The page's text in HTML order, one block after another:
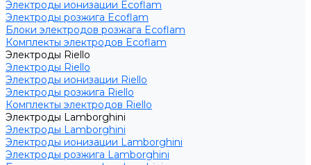
Электроды ионизации Ecoflam
Электроды розжига Ecoflam
Блоки электродов розжага Ecoflam
Комплекты электродов Ecoflam
Электроды Riello
Электроды Riello
Электроды ионизации Riello
Электроды розжига Riello
Комплекты электродов Riello
Электроды Lamborghini
Электроды Lamborghini
Электроды ионизации Lamborghini
Электроды розжига Lamborghini